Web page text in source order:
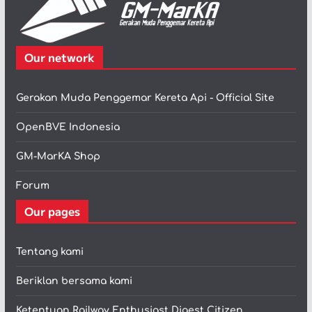
Our network
Gerakan Muda Penggemar Kereta Api - Official Site
OpenBVE Indonesia
GM-MarKA Shop
Forum
Our pages
Tentang kami
Beriklan bersama kami